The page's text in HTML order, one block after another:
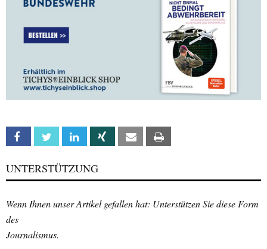
Facebook Twitter Linkedin Xing Email
UNTERSTÜTZUNG
Wenn Ihnen unser Artikel gefallen hat: Unterstützen Sie diese Form
des
Journalismus.